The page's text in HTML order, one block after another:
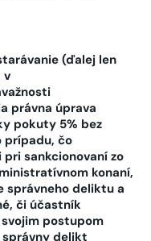
(ďalej len
v
právna úprava
pokuty 5% bez
prípadu, čo
sankcionovaní zo
konaní,
správneho deliktu a
či účastník
postupom
správny delikt